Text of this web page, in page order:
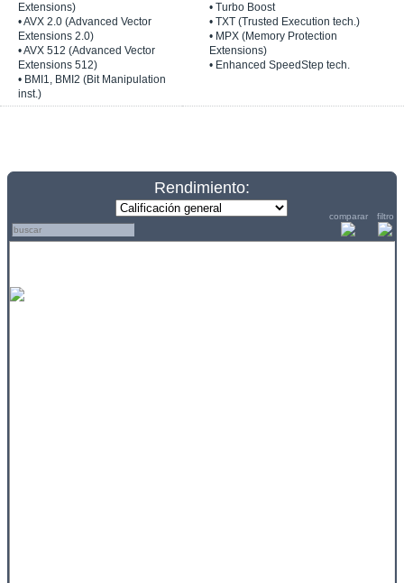
Extensions)
• AVX 2.0 (Advanced Vector
Extensions 2.0)
• AVX 512 (Advanced Vector
Extensions 512)
• BMI1, BMI2 (Bit Manipulation
inst.)
• Turbo Boost
• TXT (Trusted Execution tech.)
• MPX (Memory Protection
Extensions)
• Enhanced SpeedStep tech.
Rendimiento:
comparar filtro